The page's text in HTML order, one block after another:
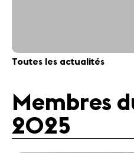
Toutes les actualités
Membres
2025